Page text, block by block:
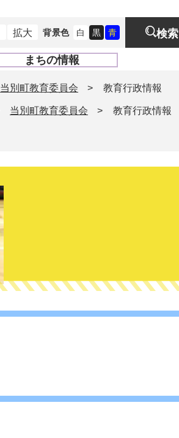
拡大 背景色 白 黒 青 検索
まちの情報
開
く
当別町教育委員会 > 教育行政情報
当別町教育委員会 > 教育行政情報